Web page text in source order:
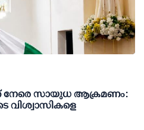
നേരെ സായുധ ആക്രമണം:
വിശ്വാസികളെ